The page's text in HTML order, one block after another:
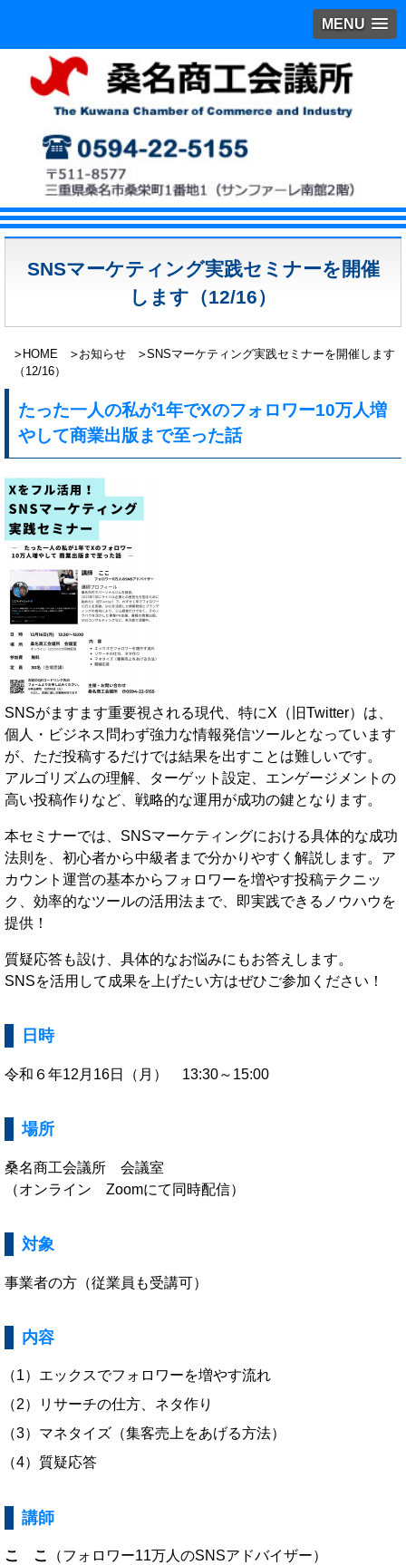
MENU
SNSマーケティング実践セミナーを開催
します（12/16）
HOME お知らせ
SNSマーケティング実践セミナーを開催します
（12/16）
たった一人の私が1年でXのフォロワー10万人増
やして商業出版まで至った話
SNSがますます重要視される現代、特にX（旧Twitter）は、
個人・ビジネス問わず強力な情報発信ツールとなっています
が、ただ投稿するだけでは結果を出すことは難しいです。
アルゴリズムの理解、ターゲット設定、エンゲージメントの
高い投稿作りなど、戦略的な運用が成功の鍵となります。
本セミナーでは、SNSマーケティングにおける具体的な成功
法則を、初心者から中級者まで分かりやすく解説します。ア
カウント運営の基本からフォロワーを増やす投稿テクニッ
ク、効率的なツールの活用法まで、即実践できるノウハウを
提供！
質疑応答も設け、具体的なお悩みにもお答えします。
SNSを活用して成果を上げたい方はぜひご参加ください！
日時
令和６年12月16日（月） 13:30～15:00
場所
桑名商工会議所 会議室
（オンライン Zoomにて同時配信）
対象
事業者の方（従業員も受講可）
内容
エックスでフォロワーを増やす流れ
リサーチの仕方、ネタ作り
マネタイズ（集客売上をあげる方法）
質疑応答
講師
こ こ （フォロワー11万人のSNSアドバイザー）